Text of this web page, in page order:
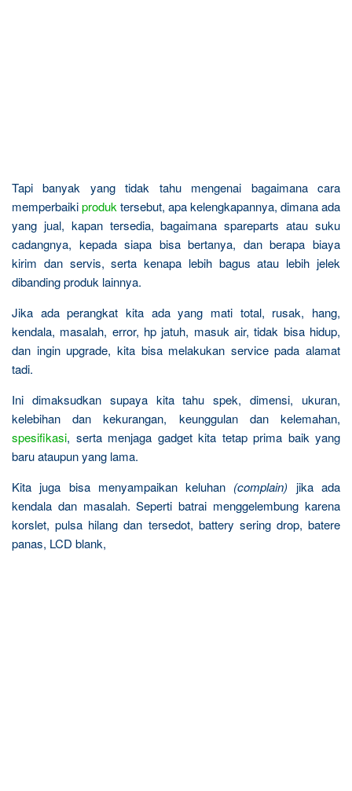
Tapi banyak yang tidak tahu mengenai bagaimana cara
memperbaikiproduk tersebut, apa kelengkapannya, dimana ada
yang jual, kapan tersedia, bagaimana spareparts atau suku
cadangnya, kepada siapa bisa bertanya, dan berapa biaya
kirim dan servis, serta kenapa lebih bagus atau lebih jelek
dibanding produk lainnya.
Jika ada perangkat kita ada yang mati total, rusak, hang,
kendala, masalah, error, hp jatuh, masuk air, tidak bisa hidup,
dan ingin upgrade, kita bisa melakukan service pada alamat
tadi.
Ini dimaksudkan supaya kita tahu spek, dimensi, ukuran,
kelebihan dan kekurangan, keunggulan dan kelemahan,
spesifikasi, serta menjaga gadget kita tetap prima baik yang
baru ataupun yang lama.
Kita juga bisa menyampaikan keluhan (complain) jika ada
kendala dan masalah. Seperti batrai menggelembung karena
korslet, pulsa hilang dan tersedot, battery sering drop, batere
panas, LCD blank,